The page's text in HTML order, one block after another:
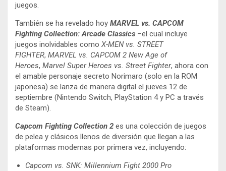
juegos.
También se ha revelado hoy MARVEL vs. CAPCOM
Fighting Collection: Arcade Classics –el cual incluye
juegos inolvidables como X-MEN vs. STREET
FIGHTER, MARVEL vs. CAPCOM 2 New Age of
Heroes, Marvel Super Heroes vs. Street Fighter, ahora con
el amable personaje secreto Norimaro (solo en la ROM
japonesa) se lanza de manera digital el jueves 12 de
septiembre (Nintendo Switch, PlayStation 4 y PC a través
de Steam).
Capcom Fighting Collection 2 es una colección de juegos
de pelea y clásicos llenos de diversión que llegan a las
plataformas modernas por primera vez, incluyendo:
Capcom vs. SNK: Millennium Fight 2000 Pro